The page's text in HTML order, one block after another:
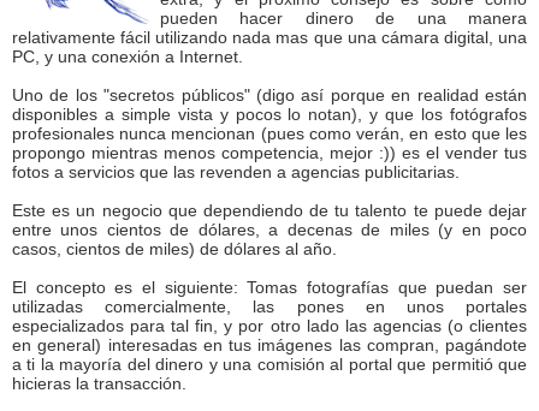
pueden hacer dinero de una manera
relativamente fácil utilizando nada mas que una cámara digital, una
PC, y una conexión a Internet.
Uno de los "secretos públicos" (digo así porque en realidad están
disponibles a simple vista y pocos lo notan), y que los fotógrafos
profesionales nunca mencionan (pues como verán, en esto que les
propongo mientras menos competencia, mejor :)) es el vender tus
fotos a servicios que las revenden a agencias publicitarias.
Este es un negocio que dependiendo de tu talento te puede dejar
entre unos cientos de dólares, a decenas de miles (y en poco
casos, cientos de miles) de dólares al año.
El concepto es el siguiente: Tomas fotografías que puedan ser
utilizadas comercialmente, las pones en unos portales
especializados para tal fin, y por otro lado las agencias (o clientes
en general) interesadas en tus imágenes las compran, pagándote
a ti la mayoría del dinero y una comisión al portal que permitió que
hicieras la transacción.